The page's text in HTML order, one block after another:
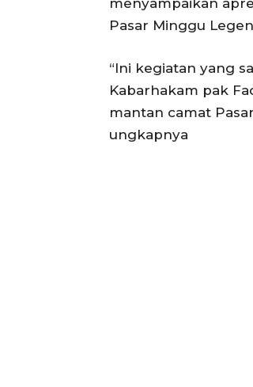
menyampaikan
Pasar Minggu
“Ini kegiatan yang
Kabarhakam pak
mantan camat
ungkapnya